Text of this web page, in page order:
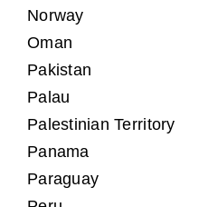
Norway
Oman
Pakistan
Palau
Palestinian Territory
Panama
Paraguay